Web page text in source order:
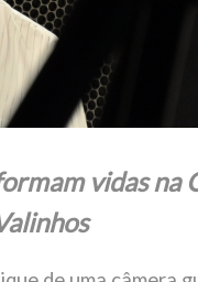
vidas na